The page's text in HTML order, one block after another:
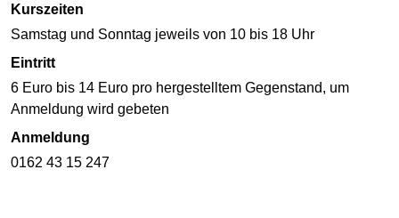
Kurszeiten
Samstag und Sonntag jeweils von 10 bis 18 Uhr
Eintritt
6 Euro bis 14 Euro pro hergestelltem Gegenstand, um
Anmeldung wird gebeten
Anmeldung
0162 43 15 247